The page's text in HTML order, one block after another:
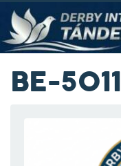
BE-